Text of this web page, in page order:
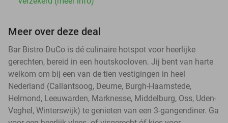
Meer over deze deal
Bar Bistro DuCo is dé culinaire hotspot voor heerlijke
gerechten, bereid in een houtskooloven. Jij bent van harte
welkom om bij een van de tien vestigingen in heel
Nederland (Callantsoog, Deurne, Burgh-Haamstede,
Helmond, Leeuwarden, Marknesse, Middelburg, Oss, Uden-
Veghel, Winterswijk) te genieten van een 3-gangendiner. Ga